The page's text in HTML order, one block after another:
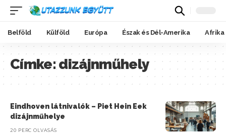
Belföld Külföld Európa Észak és Dél-Amerika Afrika
Címke:dizájnműhely
Eindhoven látnivalók – Piet Hein Eek
dizájnműhelye
20 PERC OLVASÁS